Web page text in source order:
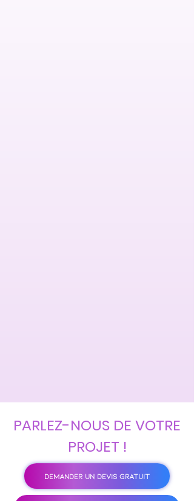
PARLEZ-NOUS DE VOTRE
PROJET !
DEMANDER UN DEVIS GRATUIT